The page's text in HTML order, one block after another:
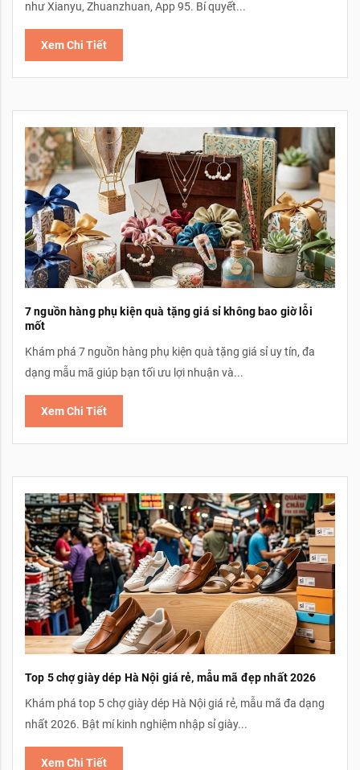
như Xianyu, Zhuanzhuan, App 95. Bí quyết...
Xem Chi Tiết
7 nguồn hàng phụ kiện quà tặng giá sỉ không bao giờ lỗi
mốt
Khám phá 7 nguồn hàng phụ kiện quà tặng giá sỉ uy tín, đa
dạng mẫu mã giúp bạn tối ưu lợi nhuận và...
Xem Chi Tiết
Top 5 chợ giày dép Hà Nội giá rẻ, mẫu mã đẹp nhất 2026
Khám phá top 5 chợ giày dép Hà Nội giá rẻ, mẫu mã đa dạng
nhất 2026. Bật mí kinh nghiệm nhập sỉ giày...
Xem Chi Tiết